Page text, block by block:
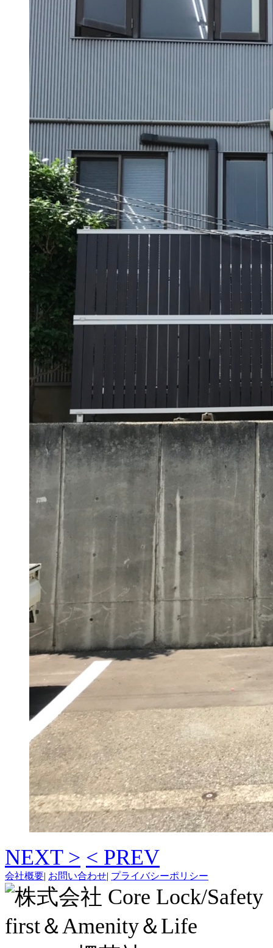
NEXT > < PREV
会社概要| お問い合わせ| プライバシーポリシー